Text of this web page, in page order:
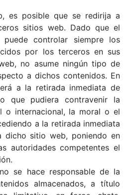
es posible que se redirija a
sitios web. Dado que el
puede controlar siempre los
por los terceros en sus
no asume ningún tipo de
a dichos contenidos. En
a la retirada inmediata de
que pudiera contravenir la
o internacional, la moral o el
a la retirada inmediata
dicho sitio web, poniendo en
autoridades competentes el
no se hace responsable de la
almacenados, a título